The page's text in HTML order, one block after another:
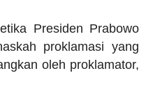
Presiden Prabowo
proklamasi yang
oleh proklamator,